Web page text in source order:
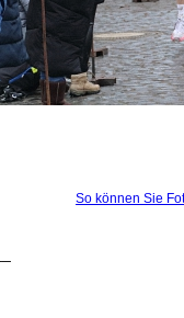
So können Sie